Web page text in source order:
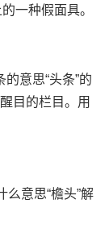
一种假面具。
意思“头条”的
目的栏目。用
么意思“檐头”解